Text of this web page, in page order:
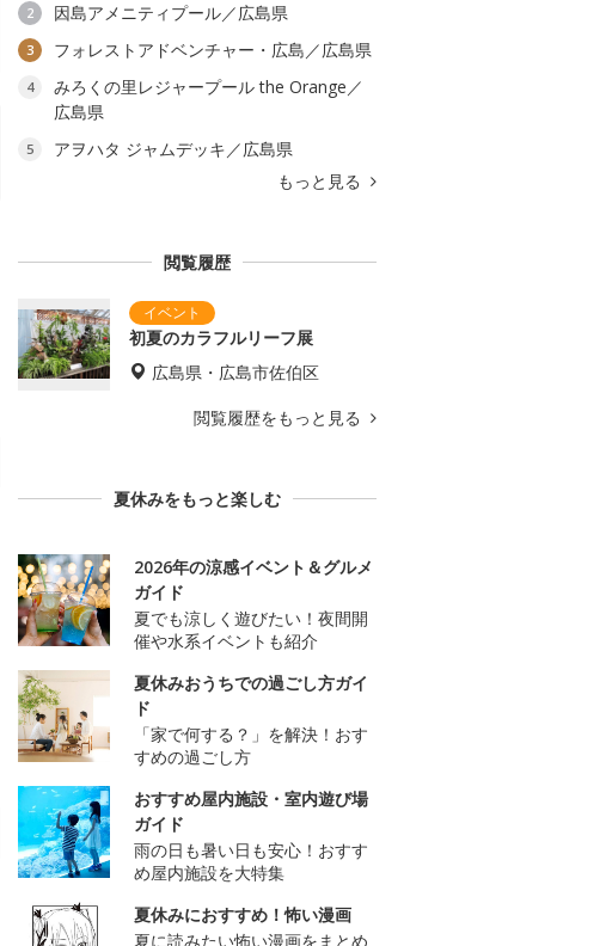
2 因島アメニティプール／広島県
3 フォレストアドベンチャー・広島／広島県
4
みろくの里レジャープール the Orange／
広島県
5
アヲハタ ジャムデッキ／広島県
もっと見る
閲覧履歴
初夏のカラフルリーフ展
広島県・広島市佐伯区
閲覧履歴をもっと見る
夏休みをもっと楽しむ
2026年の涼感イベント＆グルメ
ガイド
夏でも涼しく遊びたい！夜間開
催や水系イベントも紹介
夏休みおうちでの過ごし方ガイ
ド
「家で何する？」を解決！おす
すめの過ごし方
おすすめ屋内施設・室内遊び場
ガイド
雨の日も暑い日も安心！おすす
め屋内施設を大特集
夏休みにおすすめ！怖い漫画
夏に読みたい怖い漫画をまとめ